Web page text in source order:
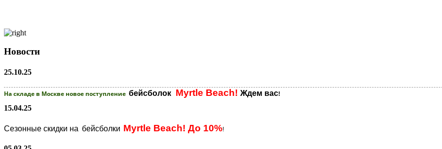
Новости
25.10.25
На складе в Москве новое поступление бейсболок Myrtle Beach! Ждем вас!
15.04.25
Сезонные скидки на бейсболки Myrtle Beach! До 10%!